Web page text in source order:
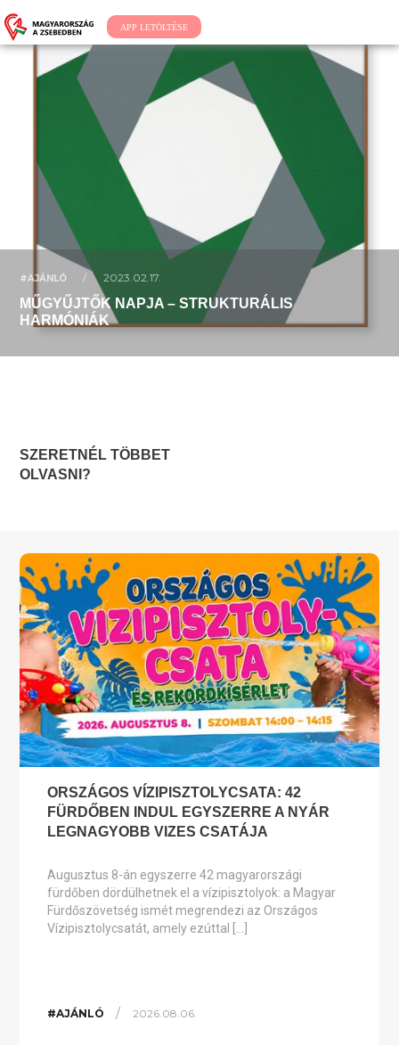
APP LETÖLTÉSE
#AJÁNLÓ / 2023.02.17.
MŰGYŰJTŐK NAPJA – STRUKTURÁLIS
HARMÓNIÁK
SZERETNÉL TÖBBET
OLVASNI?
ORSZÁGOS VÍZIPISZTOLYCSATA: 42
FÜRDŐBEN INDUL EGYSZERRE A NYÁR
LEGNAGYOBB VIZES CSATÁJA
Augusztus 8-án egyszerre 42 magyarországi
fürdőben dördülhetnek el a vízipisztolyok: a Magyar
Fürdőszövetség ismét megrendezi az Országos
Vízipisztolycsatát, amely ezúttal […]
#AJÁNLÓ / 2026.08.06.